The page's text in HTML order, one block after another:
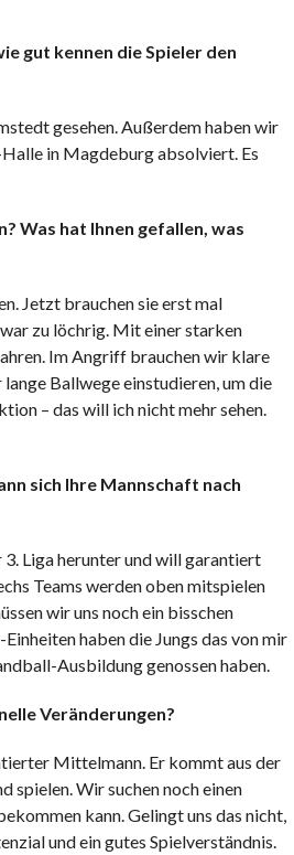
gut kennen die Spieler den
gesehen. Außerdem haben wir
in Magdeburg absolviert. Es
Was hat Ihnen gefallen, was
Jetzt brauchen sie erst mal
zu löchrig. Mit einer starken
Im Angriff brauchen wir klare
Ballwege einstudieren, um die
– das will ich nicht mehr sehen.
sich Ihre Mannschaft nach
Liga herunter und will garantiert
Teams werden oben mitspielen
wir uns noch ein bisschen
haben die Jungs das von mir
Ausbildung genossen haben.
Veränderungen?
Mittelmann. Er kommt aus der
spielen. Wir suchen noch einen
kann. Gelingt uns das nicht,
und ein gutes Spielverständnis.